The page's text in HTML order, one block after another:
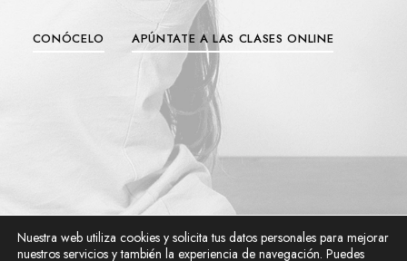
CONÓCELO APÚNTATE A LAS CLASES ONLINE
Nuestra web utiliza cookies y solicita tus datos personales para mejorar
nuestros servicios y también la experiencia de navegación. Puedes